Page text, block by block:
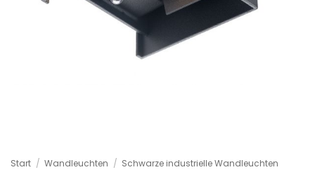
Start / Wandleuchten / Schwarze industrielle Wandleuchten